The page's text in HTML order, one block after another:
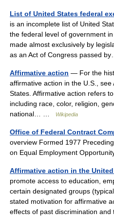
List of United States federal
is an incomplete list of United
the federal level of government
made almost exclusively by
as an Act of Congress passed
Affirmative action — For the
affirmative action in the U.S.,
States. Affirmative action refers
including race, color, religion,
national… …
Wikipedia
Office of Federal Contract
overview Formed 1977
on Equal Employment
Affirmative action in the
promote access to education,
certain designated groups
stated motivation for affirmative
effects of past discrimination